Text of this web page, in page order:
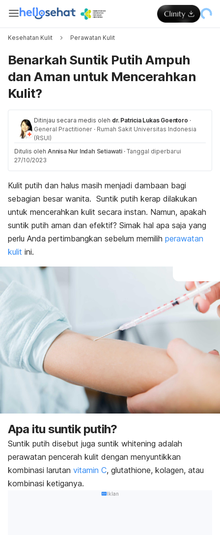
Kesehatan Kulit Perawatan Kulit
Benarkah Suntik Putih Ampuh
dan Aman untuk Mencerahkan
Kulit?
Ditinjau secara medis oleh dr. Patricia Lukas Goentoro ·
General Practitioner · Rumah Sakit Universitas Indonesia
(RSUI)
Ditulis oleh Annisa Nur Indah Setiawati · Tanggal diperbarui
27/10/2023
Kulit putih dan halus masih menjadi dambaan bagi
sebagian besar wanita. Suntik putih kerap dilakukan
untuk mencerahkan kulit secara instan. Namun, apakah
suntik putih aman dan efektif? Simak hal apa saja yang
perlu Anda pertimbangkan sebelum memilih perawatan
kulit ini.
Apa itu suntik putih?
Suntik putih disebut juga suntik whitening adalah
perawatan pencerah kulit dengan menyuntikkan
kombinasi larutan vitamin C, glutathione, kolagen, atau
kombinasi ketiganya.
Iklan